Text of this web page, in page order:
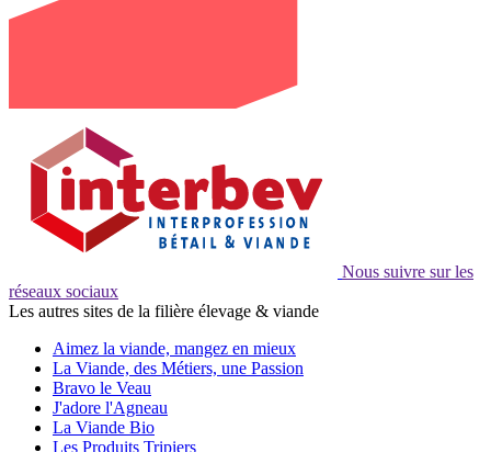
Nous suivre sur les
réseaux sociaux
Les autres sites de la filière élevage & viande
Aimez la viande, mangez en mieux
La Viande, des Métiers, une Passion
Bravo le Veau
J'adore l'Agneau
La Viande Bio
Les Produits Tripiers